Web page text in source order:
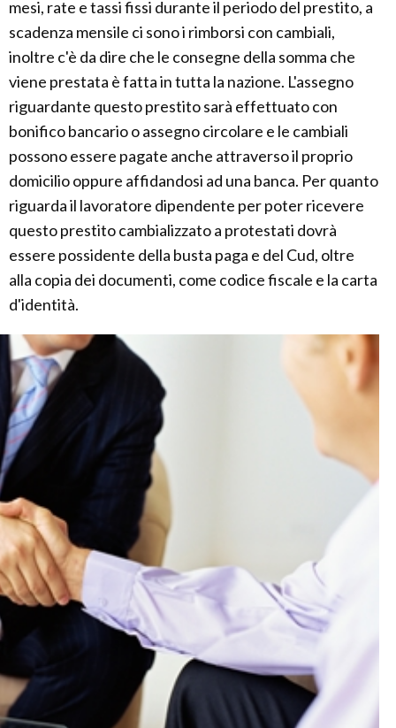
mesi, rate e tassi fissi durante il periodo del prestito, a
scadenza mensile ci sono i rimborsi con cambiali,
inoltre c'è da dire che le consegne della somma che
viene prestata è fatta in tutta la nazione. L'assegno
riguardante questo prestito sarà effettuato con
bonifico bancario o assegno circolare e le cambiali
possono essere pagate anche attraverso il proprio
domicilio oppure affidandosi ad una banca. Per quanto
riguarda il lavoratore dipendente per poter ricevere
questo prestito cambializzato a protestati dovrà
essere possidente della busta paga e del Cud, oltre
alla copia dei documenti, come codice fiscale e la carta
d'identità.